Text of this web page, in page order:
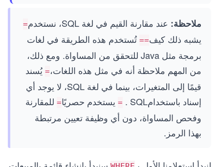
ملاحظة: عند مقارنة القيم في لغة SQL، نستخدم =
يشبه ذلك كيف== تُستخدم هذه الطريقة في لغات
برمجة مثل Java للتحقق من المساواة. ومع ذلك،
من المهم ملاحظة أنه في مثل هذه اللغات،= يُسند
قيمًا إلى المتغيرات، بينما في لغة SQL، لا يوجد أي
إسناد باستخدام
= . SQL يستخدم حصريًا = للمقارنة
وفحص المساواة، دون أي وظيفة تعيين مرتبطة
بهذا الرمز.